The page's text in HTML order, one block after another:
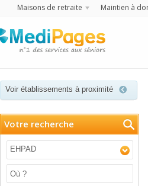
Maisons de retraite Maintien à
Voir établissements à proximité
Votre recherche
EHPAD